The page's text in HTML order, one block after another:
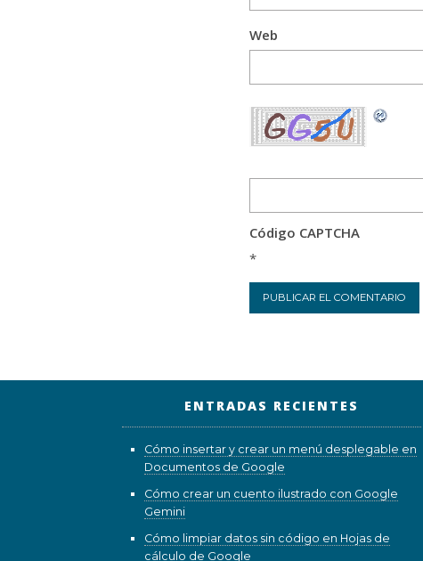
Web
Código CAPTCHA
*
ENTRADAS RECIENTES
Cómo insertar y crear un menú desplegable en
Documentos de Google
Cómo crear un cuento ilustrado con Google
Gemini
Cómo limpiar datos sin código en Hojas de
cálculo de Google